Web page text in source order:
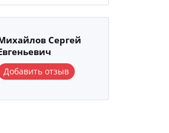
Сергей
Добавить отзыв